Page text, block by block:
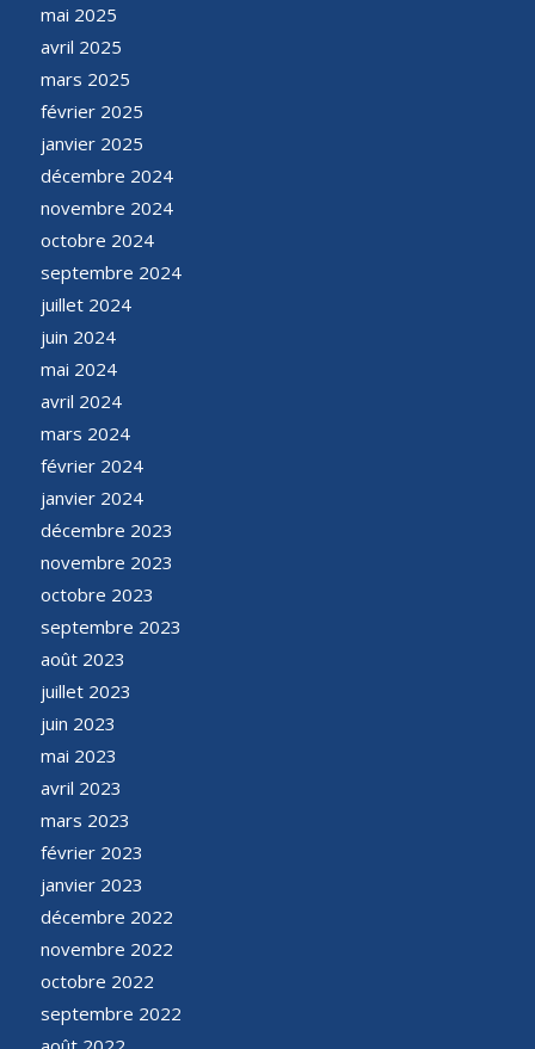
mai 2025
avril 2025
mars 2025
février 2025
janvier 2025
décembre 2024
novembre 2024
octobre 2024
septembre 2024
juillet 2024
juin 2024
mai 2024
avril 2024
mars 2024
février 2024
janvier 2024
décembre 2023
novembre 2023
octobre 2023
septembre 2023
août 2023
juillet 2023
juin 2023
mai 2023
avril 2023
mars 2023
février 2023
janvier 2023
décembre 2022
novembre 2022
octobre 2022
septembre 2022